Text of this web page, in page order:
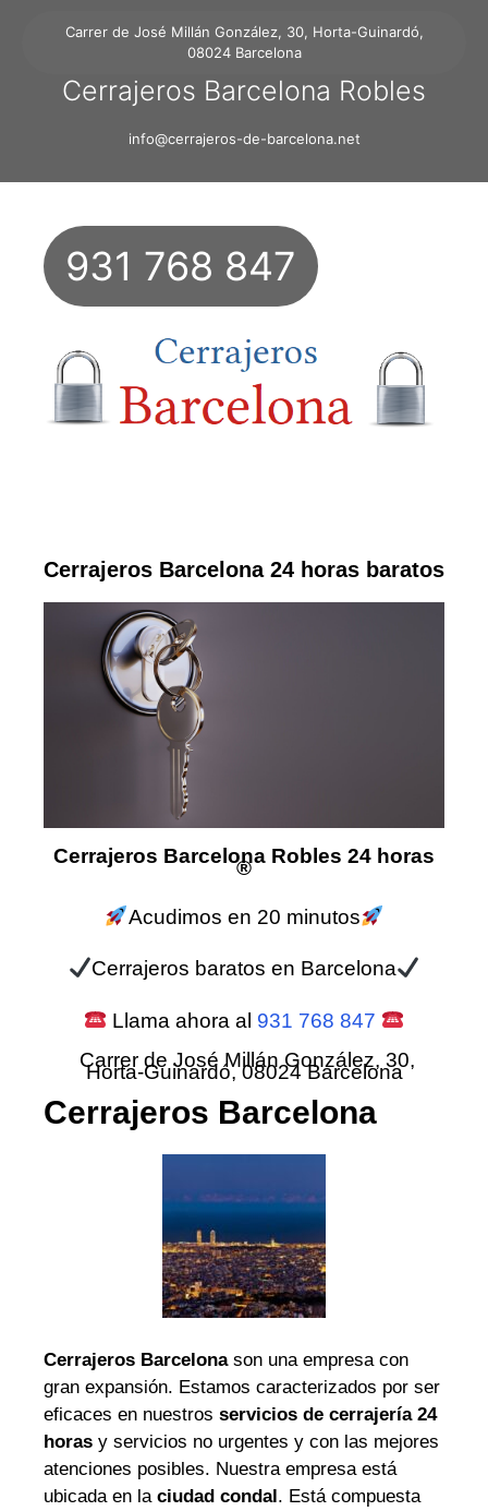
Carrer de José Millán González, 30, Horta-Guinardó,
08024 Barcelona
Cerrajeros Barcelona Robles
info@cerrajeros-de-barcelona.net
931 768 847
Cerrajeros Barcelona 24 horas baratos
Cerrajeros Barcelona Robles 24 horas
®
Acudimos en 20 minutos
Cerrajeros baratos en Barcelona
Llama ahora al 931 768 847
Carrer de José Millán González, 30,
Horta-Guinardó, 08024 Barcelona
Cerrajeros Barcelona
Cerrajeros Barcelonason una empresa con
gran expansión. Estamos caracterizados por ser
eficaces en nuestros servicios de cerrajería 24
horas y servicios no urgentes y con las mejores
atenciones posibles. Nuestra empresa está
ubicada en laciudad condal. Está compuesta